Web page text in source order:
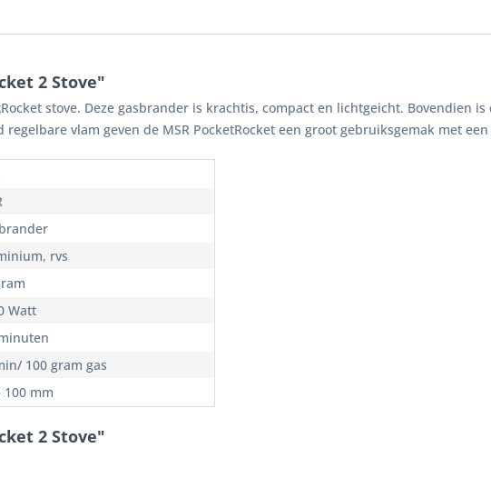
2 Stove"
stove. Deze gasbrander is krachtis, compact en lichtgeicht. Bovendien
vlam geven de MSR PocketRocket een groot gebruiksgemak met
rvs
Watt
100 gram gas
100 mm
2 Stove"